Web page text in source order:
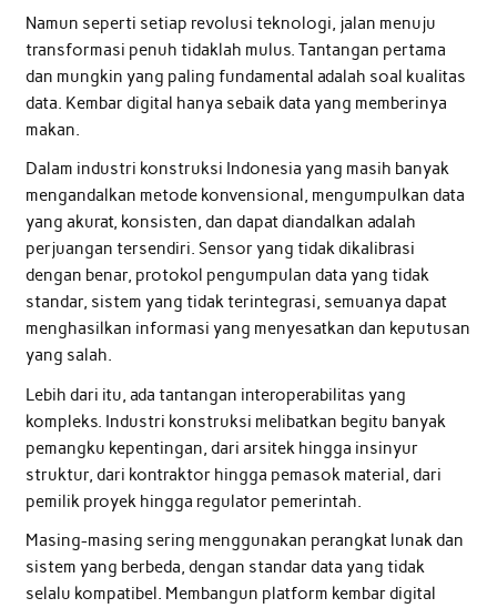
Namun seperti setiap revolusi teknologi, jalan menuju
transformasi penuh tidaklah mulus. Tantangan pertama
dan mungkin yang paling fundamental adalah soal kualitas
data. Kembar digital hanya sebaik data yang memberinya
makan.
Dalam industri konstruksi Indonesia yang masih banyak
mengandalkan metode konvensional, mengumpulkan data
yang akurat, konsisten, dan dapat diandalkan adalah
perjuangan tersendiri. Sensor yang tidak dikalibrasi
dengan benar, protokol pengumpulan data yang tidak
standar, sistem yang tidak terintegrasi, semuanya dapat
menghasilkan informasi yang menyesatkan dan keputusan
yang salah.
Lebih dari itu, ada tantangan interoperabilitas yang
kompleks. Industri konstruksi melibatkan begitu banyak
pemangku kepentingan, dari arsitek hingga insinyur
struktur, dari kontraktor hingga pemasok material, dari
pemilik proyek hingga regulator pemerintah.
Masing-masing sering menggunakan perangkat lunak dan
sistem yang berbeda, dengan standar data yang tidak
selalu kompatibel. Membangun platform kembar digital